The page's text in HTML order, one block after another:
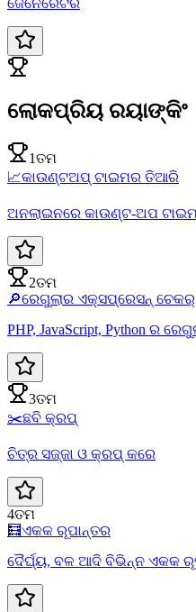
ଲୋକପ୍ରିୟ ରୟାଙ୍କିଂ
1ତମ
📈କାଉଣ୍ଟଅପ୍ ଟାଇମର ତିଆରି
ଅନଲାଇନରେ କାଉଣ୍ଟ-ଅପ
2ତମ
🔎ରେଗୁଲାର ଏକ୍ସପ୍ରେସନ୍ ଚେକର୍
PHP, JavaScript, Python ର
3ତମ
✂️ଛବି କ୍ରପ୍
ଚିତ୍ର ସଜ୍ଜା ଓ କ୍ରପ୍ କରେ
4ତମ
🧮ଏକକ ରୂପାନ୍ତର
ଦୈର୍ଘ୍ୟ, ବଳ ଆଦି ବିଭିନ୍ନ ଏକକ